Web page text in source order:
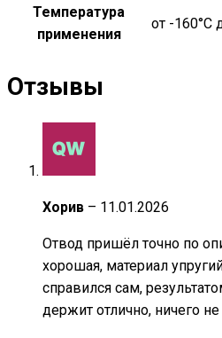
Температура
применения
от -160°С
Отзывы
Хорив – 11.01.2026
Отвод пришёл точно по
хорошая, материал
справился сам,
держит отлично, ничего не